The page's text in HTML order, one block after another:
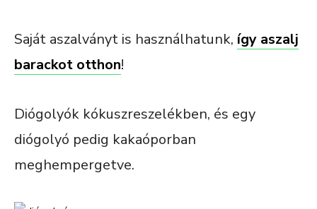
Saját aszalványt is használhatunk, így aszalj
barackot otthon!
Diógolyók kókuszreszelékben, és egy
diógolyó pedig kakaóporban
meghempergetve.